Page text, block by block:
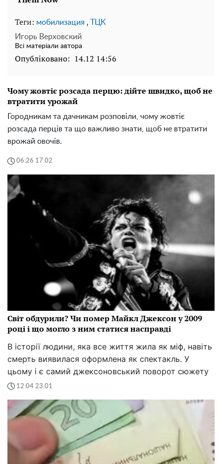
Теги: мобилизация , TЦK
Игорь Верховский
Всі матеріали автора
Опубліковано: 14.12 14:56
Чому жовтіє розсада перцю: дійте швидко, щоб не
втратити урожай
Городникам та дачникам розповіли, чому жовтіє
розсада перців та що важливо знати, щоб не втратити
врожай овочів.
06:26 17.02
Світ обдурили? Чи помер Майкл Джексон у 2009
році і що могло з ним статися насправді
В історії людини, яка все життя жила як міф, навіть
смерть виявилася оформлена як спектакль. У
цьому і є самий джексоновський поворот сюжету
12:04 23.01